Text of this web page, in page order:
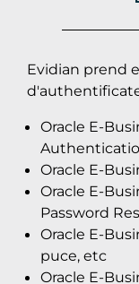
Evidian prend
Oracle E-
Oracle E-
Oracle E-
Password
Oracle E-
puce, etc
Oracle E-